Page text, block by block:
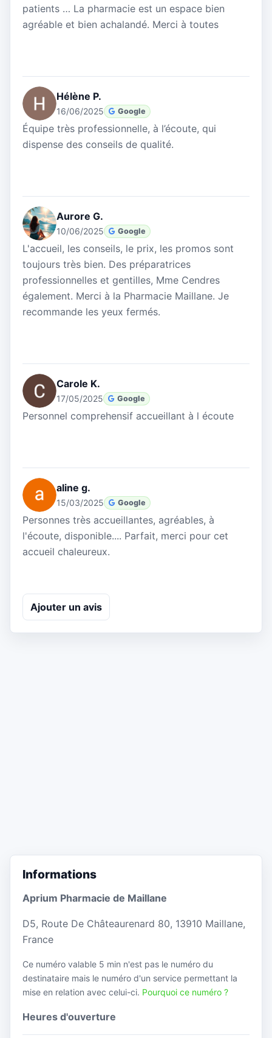
patients … La pharmacie est un espace bien
agréable et bien achalandé. Merci à toutes
Hélène P.
16/06/2025 Google
Équipe très professionnelle, à l’écoute, qui
dispense des conseils de qualité.
Aurore G.
10/06/2025 Google
L'accueil, les conseils, le prix, les promos sont
toujours très bien. Des préparatrices
professionnelles et gentilles, Mme Cendres
également. Merci à la Pharmacie Maillane. Je
recommande les yeux fermés.
Carole K.
17/05/2025 Google
Personnel comprehensif accueillant à l écoute
aline g.
15/03/2025 Google
Personnes très accueillantes, agréables, à
l'écoute, disponible.... Parfait, merci pour cet
accueil chaleureux.
Ajouter un avis
Informations
Aprium Pharmacie de Maillane
D5, Route De Châteaurenard 80, 13910 Maillane,
France
Ce numéro valable 5 min n'est pas le numéro du
destinataire mais le numéro d'un service permettant la
mise en relation avec celui-ci. Pourquoi ce numéro ?
Heures d'ouverture